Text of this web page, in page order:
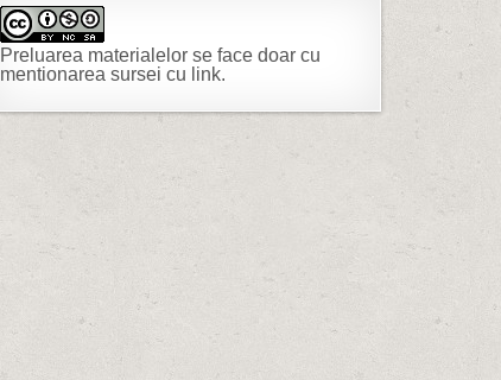
Preluarea materialelor se face doar cu
mentionarea sursei cu link.